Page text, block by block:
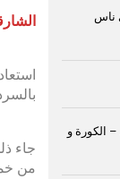
الشارقة، 8
من
ناس
– الكورة و